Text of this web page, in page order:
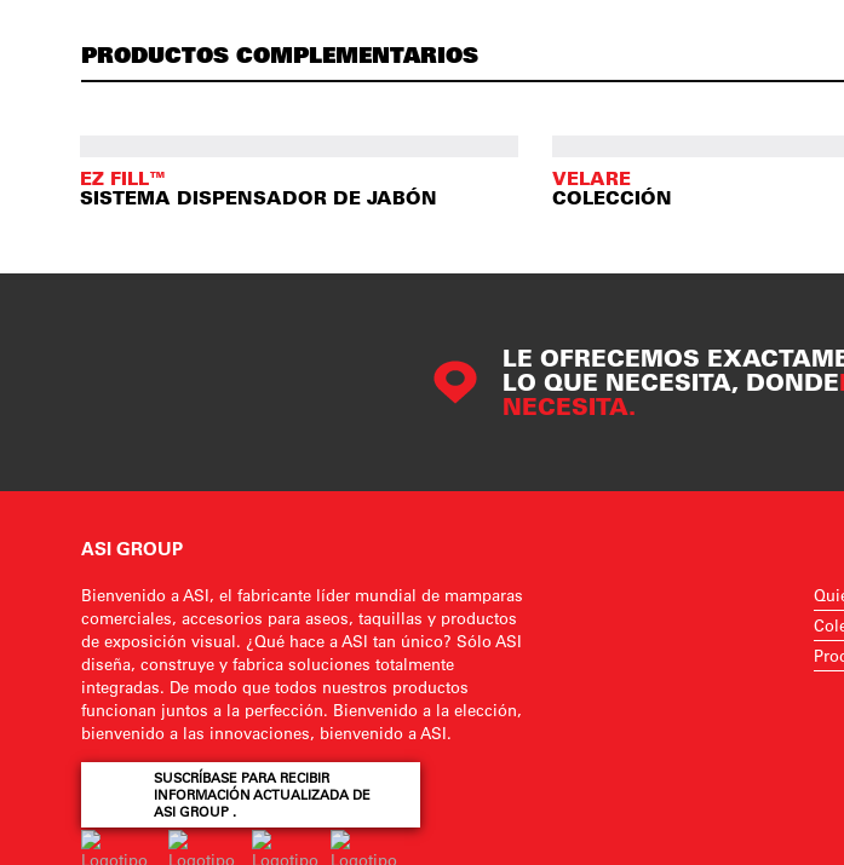
PRODUCTOS COMPLEMENTARIOS
EZ FILL™
SISTEMA DISPENSADOR DE JABÓN
VELARE
COLECCIÓN
LE OFRECEMOS
LO QUE NECESITA, DONDE
NECESITA.
ASI GROUP
Bienvenido a ASI, el fabricante líder mundial de mamparas
comerciales, accesorios para aseos, taquillas y productos
de exposición visual. ¿Qué hace a ASI tan único? Sólo ASI
diseña, construye y fabrica soluciones totalmente
integradas. De modo que todos nuestros productos
funcionan juntos a la perfección. Bienvenido a la elección,
bienvenido a las innovaciones, bienvenido a ASI.
SUSCRÍBASE PARA RECIBIR
INFORMACIÓN ACTUALIZADA DE
ASI GROUP .